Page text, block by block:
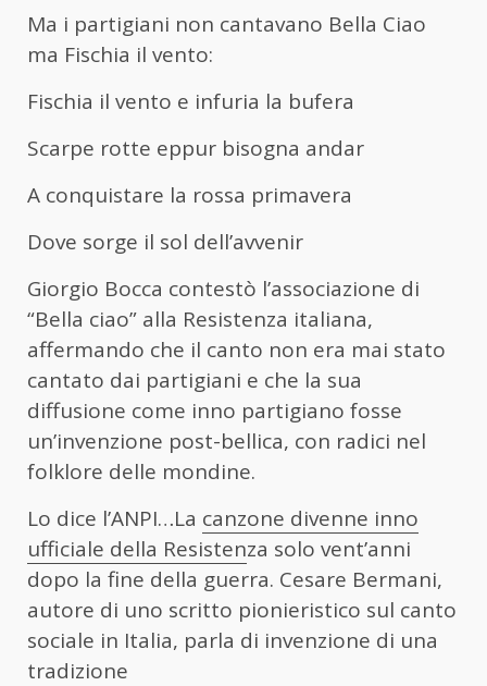
Ma i partigiani non cantavano Bella Ciao
ma Fischia il vento:
Fischia il vento e infuria la bufera
Scarpe rotte eppur bisogna andar
A conquistare la rossa primavera
Dove sorge il sol dell’avvenir
Giorgio Bocca contestò l’associazione di
“Bella ciao” alla Resistenza italiana,
affermando che il canto non era mai stato
cantato dai partigiani e che la sua
diffusione come inno partigiano fosse
un’invenzione post-bellica, con radici nel
folklore delle mondine.
Lo dice l’ANPI…La canzone divenne inno
ufficiale della Resistenza solo vent’anni
dopo la fine della guerra. Cesare Bermani,
autore di uno scritto pionieristico sul canto
sociale in Italia, parla di invenzione di una
tradizione